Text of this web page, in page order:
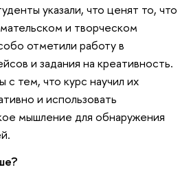
указали, что ценят то, что
и творческом
отметили работу в
и задания на креативность.
с тем, что курс научил их
и использовать
мышление для обнаружения